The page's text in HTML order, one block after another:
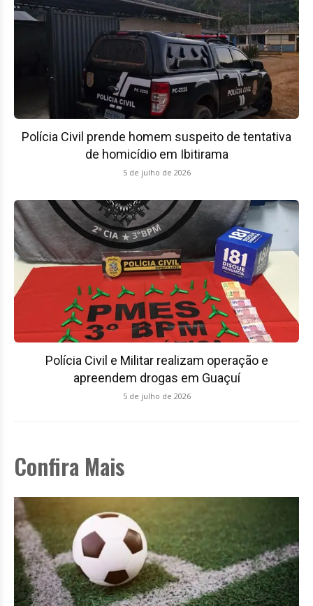
Polícia Civil prende homem suspeito de tentativa
de homicídio em Ibitirama
5 de julho de 2026
Polícia Civil e Militar realizam operação e
apreendem drogas em Guaçuí
5 de julho de 2026
Confira Mais